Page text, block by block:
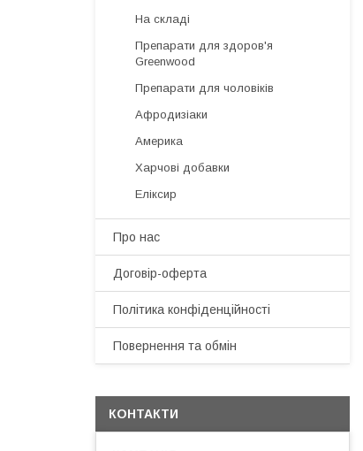
На складі
Препарати для здоров'я
Greenwood
Препарати для чоловіків
Афродизіаки
Америка
Харчові добавки
Еліксир
Про нас
Договір-оферта
Політика конфіденційності
Повернення та обмін
КОНТАКТИ